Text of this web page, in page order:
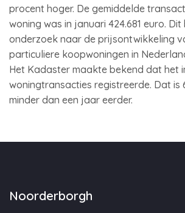
procent hoger. De gemiddelde
woning was in januari 424.681 euro.
onderzoek naar de prijsontwikkeling
particuliere koopwoningen in
Het Kadaster maakte bekend dat het
woningtransacties registreerde. Dat is
minder dan een jaar eerder.
Noorderborgh